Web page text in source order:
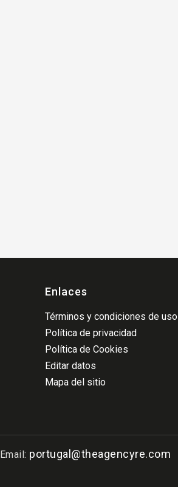
Enlaces
Términos y condiciones de uso
Política de privacidad
Política de Cookies
Editar datos
Mapa del sitio
Email: portugal@theagencyre.com